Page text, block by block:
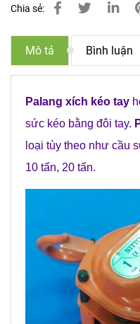
Chia sẻ:
Mô tả Bình luận
Palang xích kéo tay
sức kéo bằng đôi tay.
loại tùy theo như cầu
10 tấn, 20 tấn.